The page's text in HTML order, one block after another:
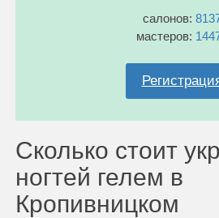
салонов:
мастеров:
Сколько стоит
ногтей гелем в
Кропивницком